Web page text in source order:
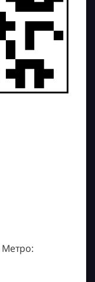
Метро: